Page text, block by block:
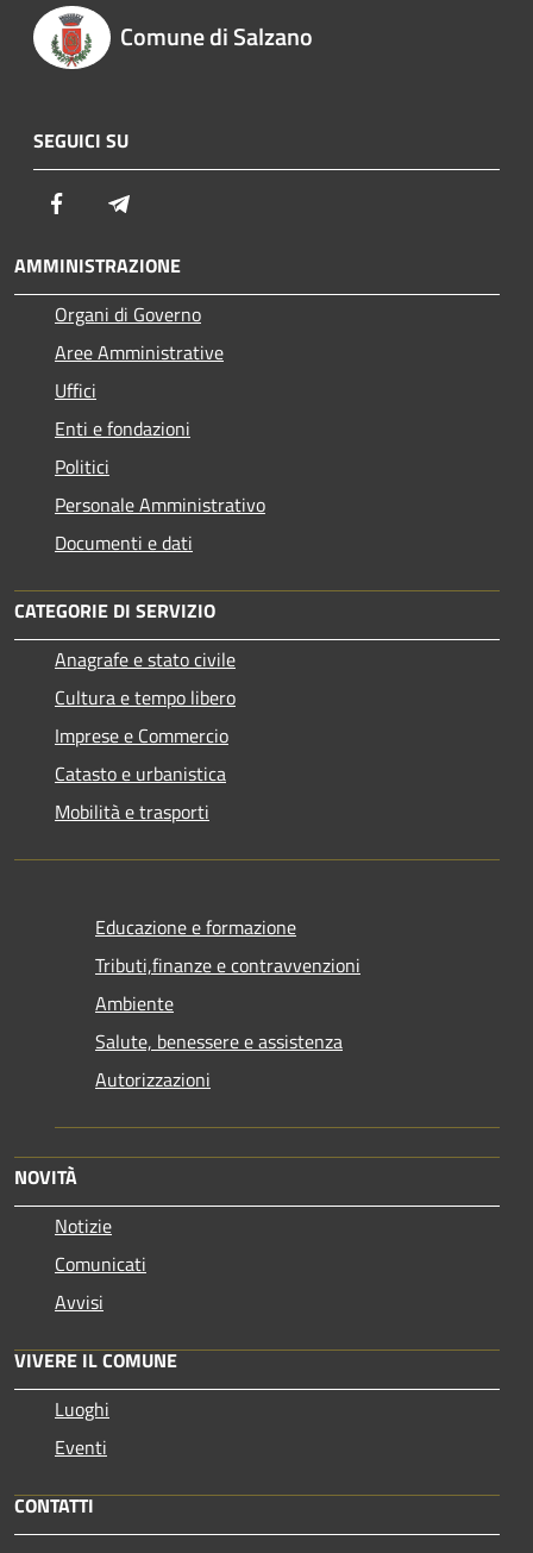
Comune di Salzano
SEGUICI SU
Facebook
AMMINISTRAZIONE
Organi di Governo
Aree Amministrative
Uffici
Enti e fondazioni
Politici
Personale Amministrativo
Documenti e dati
CATEGORIE DI SERVIZIO
Anagrafe e stato civile
Cultura e tempo libero
Imprese e Commercio
Catasto e urbanistica
Mobilità e trasporti
Educazione e formazione
Tributi,finanze e contravvenzioni
Ambiente
Salute, benessere e assistenza
Autorizzazioni
NOVITÀ
Notizie
Comunicati
Avvisi
VIVERE IL COMUNE
Luoghi
Eventi
CONTATTI